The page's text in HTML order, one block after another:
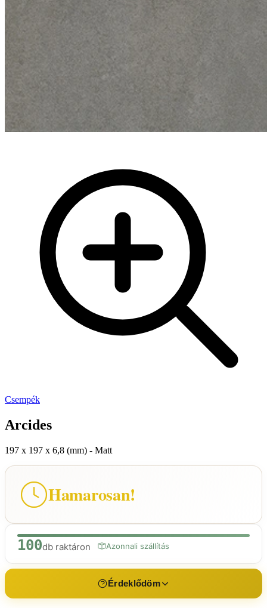
Csempék
Arcides
197 x 197 x 6,8 (mm) - Matt
Hamarosan!
100db raktáron Azonnali szállítás
Érdeklődöm